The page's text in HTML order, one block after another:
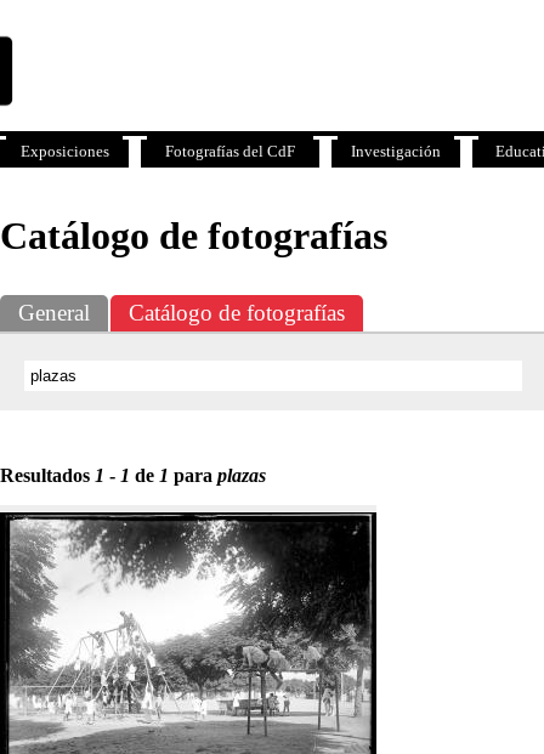
Catálogo de fotografías
General Catálogo de fotografías
Resultados 1 - 1 de 1 para plazas
Exposiciones Fotografías del CdF Investigación